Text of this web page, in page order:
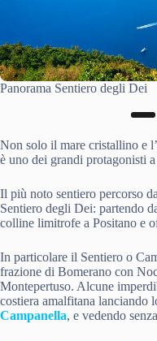
Panorama Sentiero degli Dei
Non solo il mare cristallino e
è uno dei grandi protagonisti
Il più noto sentiero percorso
Sentiero degli Dei: partendo
colline limitrofe a Positano e
In particolare il Sentiero o
frazione di Bomerano con
Montepertuso. Alcune
costiera amalfitana lanciando
Campanella, e vedendo